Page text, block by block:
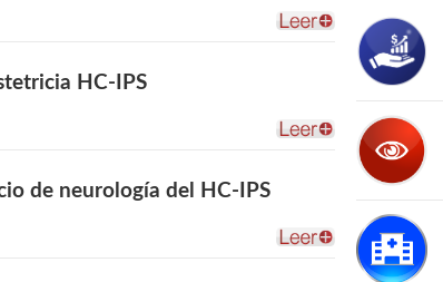
HC-IPS
de neurología del HC-IPS